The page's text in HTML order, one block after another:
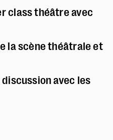
class théâtreavec
la scène théâtrale et
avec les